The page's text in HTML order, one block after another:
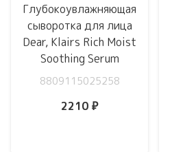
Глубокоувлажняющая
сыворотка для лица
Dear, Klairs Rich Moist
Soothing Serum
8809115025258
2210 ₽